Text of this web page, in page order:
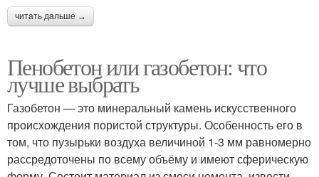
читать дальше →
Пенобетон или газобетон: что
лучше выбрать
Газобетон — это минеральный камень искусственного
происхождения пористой структуры. Особенность его в
том, что пузырьки воздуха величиной 1-3 мм равномерно
рассредоточены по всему объёму и имеют сферическую